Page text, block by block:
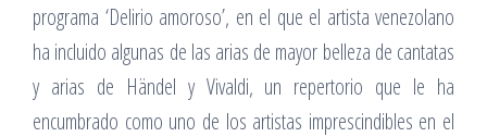
programa ‘Delirio amoroso’, en el que el artista venezolano
ha incluido algunas de las arias de mayor belleza de cantatas
y arias de Händel y Vivaldi, un repertorio que le ha
encumbrado como uno de los artistas imprescindibles en el